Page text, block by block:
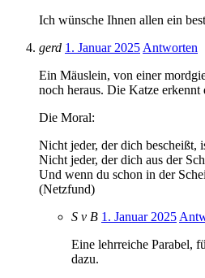
Ich wünsche Ihnen allen ein
gerd 1. Januar 2025 Antworten
Ein Mäuslein, von einer
noch heraus. Die Katze erkennt
Die Moral:
Nicht jeder, der dich bescheißt,
Nicht jeder, der dich aus der
Und wenn du schon in der
(Netzfund)
S v B 1. Januar 2025
Eine lehrreiche Parabel,
dazu.